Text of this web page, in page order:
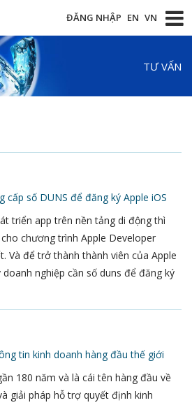
ĐĂNG NHẬP EN VN
TƯ VẤN
cấp số DUNS để đăng ký Apple iOS
triển app trên nền tảng di động thì
chương trình Apple Developer
Và để trở thành thành viên của Apple
nghiệp cần số duns để đăng ký
tin kinh doanh hàng đầu thế giới
180 năm và là cái tên hàng đầu về
giải pháp hỗ trợ quyết định kinh